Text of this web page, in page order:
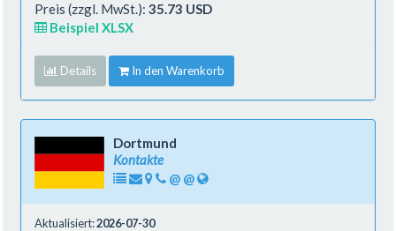
Preis (zzgl. MwSt.): 35.73 USD
Beispiel XLSX
Details In den Warenkorb
Dortmund
Kontakte
@ @
Aktualisiert:2026-07-30